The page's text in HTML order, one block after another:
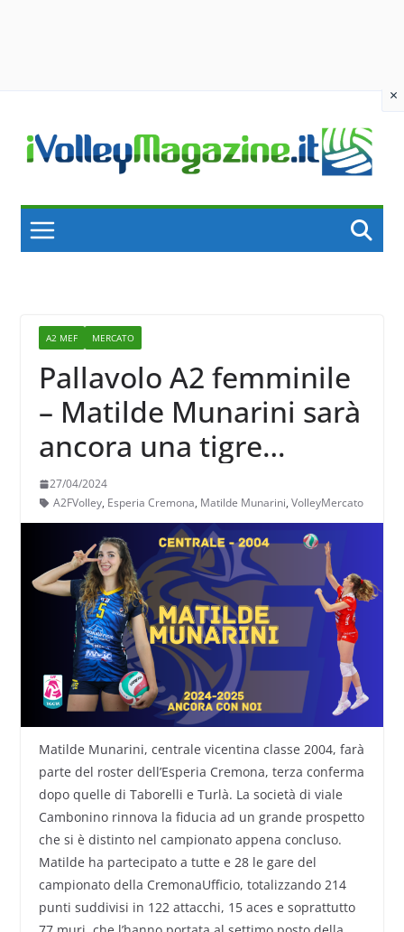
×
content
A2 MEF MERCATO
Pallavolo A2 femminile
– Matilde Munarini sarà
ancora una tigre
gialloblù a Cremona
27/04/2024
A2FVolley, Esperia Cremona, Matilde Munarini, VolleyMercato
Matilde Munarini, centrale vicentina classe 2004, farà
parte del roster dell’Esperia Cremona, terza conferma
dopo quelle di Taborelli e Turlà. La società di viale
Cambonino rinnova la fiducia ad un grande prospetto
che si è distinto nel campionato appena concluso.
Matilde ha partecipato a tutte e 28 le gare del
campionato della CremonaUfficio, totalizzando 214
punti suddivisi in 122 attacchi, 15 aces e soprattutto